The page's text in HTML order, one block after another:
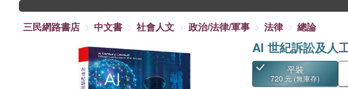
三民網路書店
中文書 社會人文 政治/法律/軍事 法律 總論
AI 世紀訴訟及人
平裝
720 元 (無庫存)